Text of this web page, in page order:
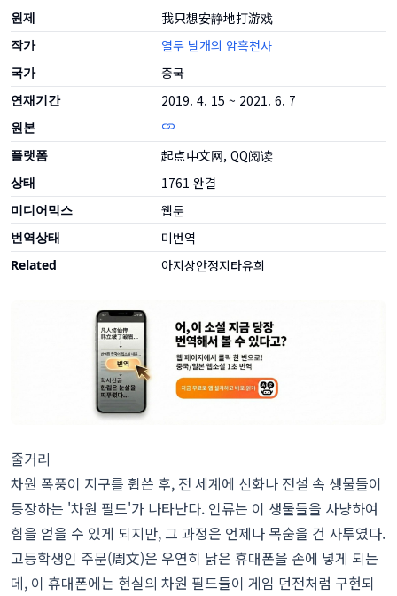
원제 我只想安静地打游戏
작가 열두 날개의 암흑천사
국가 중국
연재기간 2019. 4. 15 ~ 2021. 6. 7
원본
플랫폼
起点中文网, QQ阅读
상태 1761 완결
미디어믹스 웹툰
번역상태 미번역
Related 아지상안정지타유희
줄거리
차원 폭풍이 지구를 휩쓴 후, 전 세계에 신화나 전설 속 생물들이
등장하는 '차원 필드'가 나타난다. 인류는 이 생물들을 사냥하여
힘을 얻을 수 있게 되지만, 그 과정은 언제나 목숨을 건 사투였다.
고등학생인 주문(周文)은 우연히 낡은 휴대폰을 손에 넣게 되는
데, 이 휴대폰에는 현실의 차원 필드들이 게임 던전처럼 구현되